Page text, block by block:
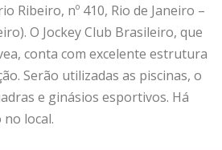
Ribeiro, nº 410, Rio de Janeiro –
O Jockey Club Brasileiro, que
conta com excelente estrutura
Serão utilizadas as piscinas, o
e ginásios esportivos. Há
local.